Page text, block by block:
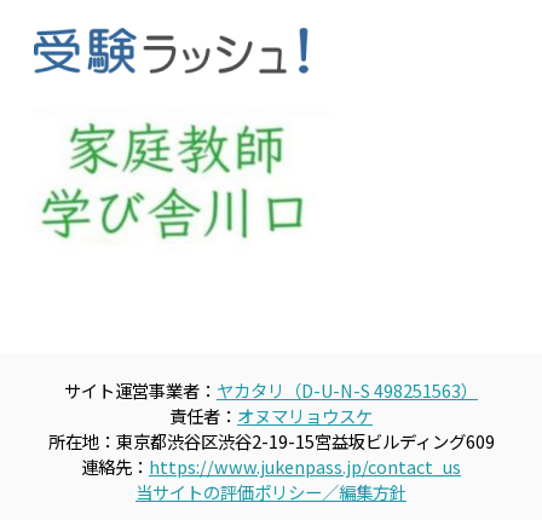
サイト運営事業者： ヤカタリ（D-U-N-S 498251563）
責任者： オヌマリョウスケ
所在地：東京都渋谷区渋谷2-19-15宮益坂ビルディング609
連絡先： https://www.jukenpass.jp/contact_us
当サイトの評価ポリシー／編集方針